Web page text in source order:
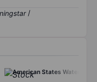
/
American States Water Co.